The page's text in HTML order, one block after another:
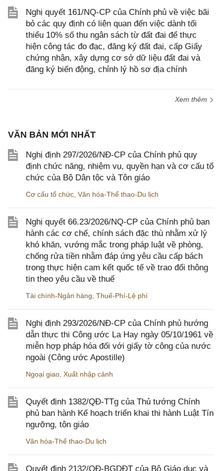
Nghị quyết 161/NQ-CP của Chính phủ về việc bãi
bỏ các quy định có liên quan đến việc dành tối
thiểu 10% số thu ngân sách từ đất đai để thực
hiện công tác đo đạc, đăng ký đất đai, cấp Giấy
chứng nhận, xây dựng cơ sở dữ liệu đất đai và
đăng ký biến động, chỉnh lý hồ sơ địa chính
Xem thêm
VĂN BẢN MỚI NHẤT
Nghị định 297/2026/NĐ-CP của Chính phủ quy
định chức năng, nhiệm vụ, quyền hạn và cơ cấu tổ
chức của Bộ Dân tộc và Tôn giáo
Cơ cấu tổ chức Văn hóa-Thể thao-Du lịch
Nghị quyết 66.23/2026/NQ-CP của Chính phủ ban
hành các cơ chế, chính sách đặc thù nhằm xử lý
khó khăn, vướng mắc trong pháp luật về phòng,
chống rửa tiền nhằm đáp ứng yêu cầu cấp bách
trong thực hiện cam kết quốc tế về trao đổi thông
tin theo yêu cầu về thuế
Tài chính-Ngân hàng Thuế-Phí-Lệ phí
Nghị định 293/2026/NĐ-CP của Chính phủ hướng
dẫn thực thi Công ước La Hay ngày 05/10/1961 về
miễn hợp pháp hóa đối với giấy tờ công của nước
ngoài (Công ước Apostille)
Ngoại giao Xuất nhập cảnh
Quyết định 1382/QĐ-TTg của Thủ tướng Chính
phủ ban hành Kế hoạch triển khai thi hành Luật Tín
ngưỡng, tôn giáo
Văn hóa-Thể thao-Du lịch
Quyết định 2132/QĐ-BGDĐT của Bộ Giáo dục và